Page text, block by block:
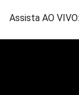
Assista AO VIVO: